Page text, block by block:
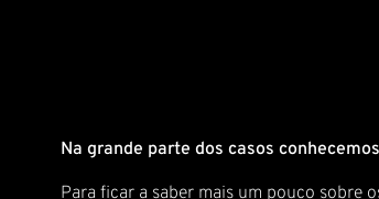
Na grande parte dos casos
Para ficar a saber mais um pouco sobre